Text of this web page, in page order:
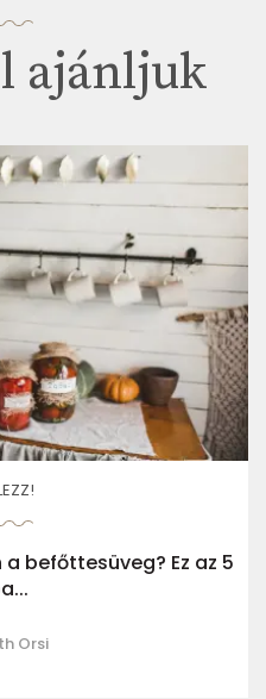
ajánljuk
befőttesüveg? Ez az 5
Orsi